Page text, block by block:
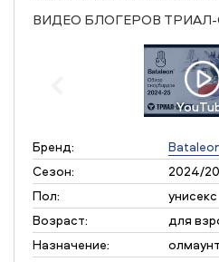
ВИДЕО БЛОГЕРОВ
Бренд:
Сезон:
2024/
Пол:
унисекс
Возраст:
для
Назначение: